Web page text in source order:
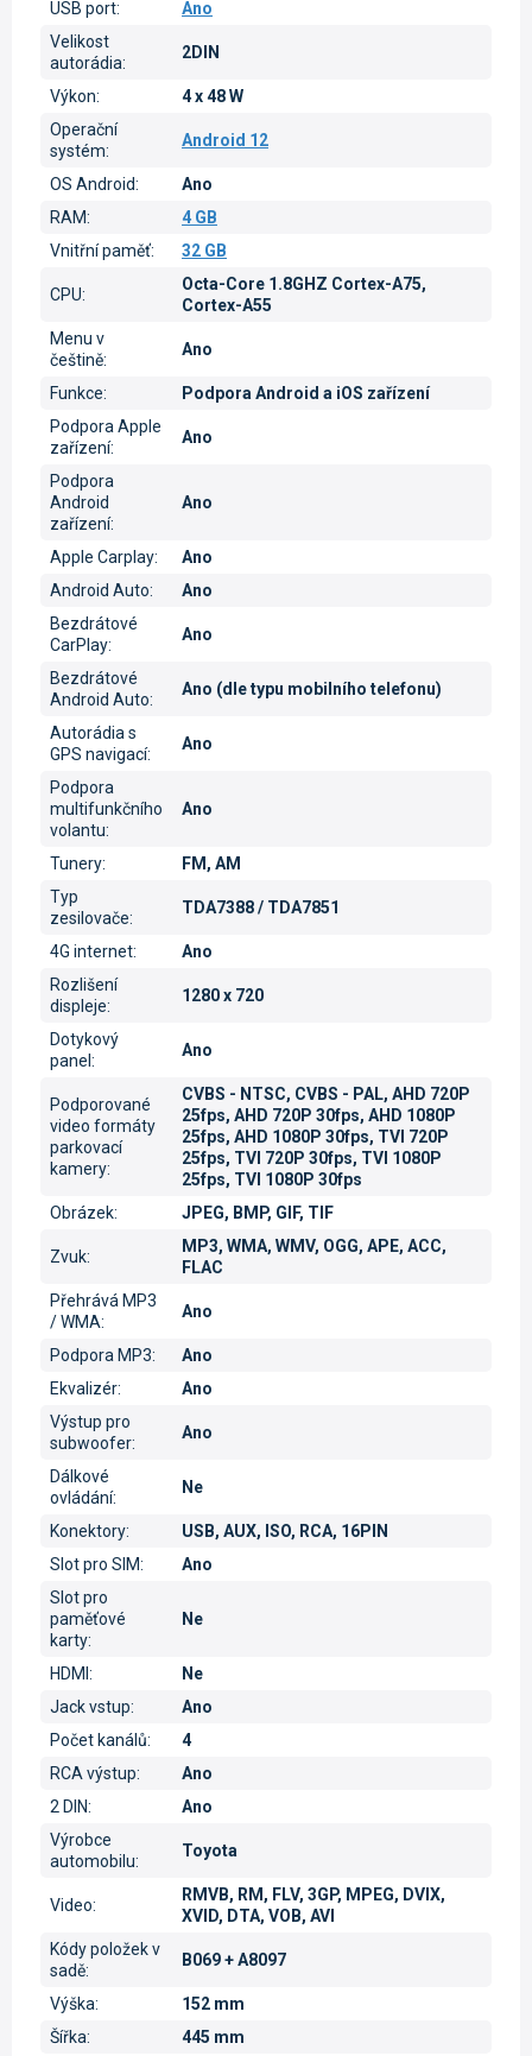
USB port:
Ano
Velikost
autorádia:
2DIN
Výkon:
4 x 48 W
Operační
systém:
Android 12
OS Android:
Ano
RAM:
4 GB
Vnitřní paměť: 32 GB
CPU:
Octa-Core 1.8GHZ Cortex-A75,
Cortex-A55
Menu v
češtině:
Ano
Funkce:
Podpora Android a iOS zařízení
Podpora Apple
zařízení:
Ano
Podpora
Android
zařízení:
Ano
Apple Carplay:
Ano
Android Auto:
Ano
Bezdrátové
CarPlay:
Ano
Bezdrátové
Android Auto:
Ano (dle typu mobilního telefonu)
Autorádia s
GPS navigací:
Ano
Podpora
multifunkčního
volantu:
Ano
Tunery:
FM, AM
Typ
zesilovače:
TDA7388 / TDA7851
4G internet:
Ano
Rozlišení
displeje:
1280 x 720
Dotykový
panel :
Ano
Podporované
video formáty
parkovací
kamery:
CVBS - NTSC, CVBS - PAL, AHD 720P
25fps, AHD 720P 30fps, AHD 1080P
25fps, AHD 1080P 30fps, TVI 720P
25fps, TVI 720P 30fps, TVI 1080P
25fps, TVI 1080P 30fps
Obrázek: JPEG, BMP, GIF, TIF
Zvuk:
MP3, WMA, WMV, OGG, APE, ACC,
FLAC
Přehrává MP3
/ WMA:
Ano
Podpora MP3:
Ano
Ekvalizér:
Ano
Výstup pro
subwoofer:
Ano
Dálkové
ovládání:
Ne
Konektory:
USB, AUX, ISO, RCA, 16PIN
Slot pro SIM:
Ano
Slot pro
paměťové
karty:
Ne
HDMI :
Ne
Jack vstup:
Ano
Počet kanálů:
4
RCA výstup:
Ano
2 DIN:
Ano
Výrobce
automobilu:
Toyota
Video:
RMVB, RM, FLV, 3GP, MPEG, DVIX,
XVID, DTA, VOB, AVI
Kódy položek v
sadě:
B069 + A8097
Výška:
152 mm
Šířka: 445 mm